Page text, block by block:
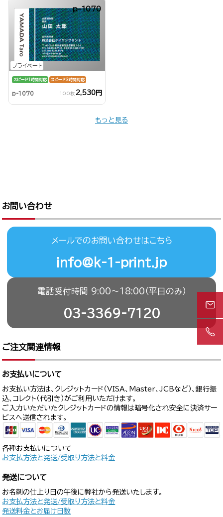
プライベート
p-1070
スピード1時間対応 スピード3時間対応
p-1070 100枚 2,530円
もっと見る
お問い合わせ
メールでのお問い合わせはこちら
info@k-1-print.jp
電話受付時間 9:00〜18:00（平日のみ）
03-3369-7120
ご注文関連情報
お支払いについて
お支払い方法は、クレジットカード（VISA、Master、JCBなど）、銀行振
込、コレクト（代引き）がご利用いただけます。
ご入力いただいたクレジットカードの情報は暗号化され安全に決済サー
ビスへ送信されます。
各種お支払いについて
お支払方法と発送/受取り方法と料金
発送について
お名刺の仕上り日の午後に弊社から発送いたします。
お支払方法と発送/受取り方法と料金
発送料金とお届け日数